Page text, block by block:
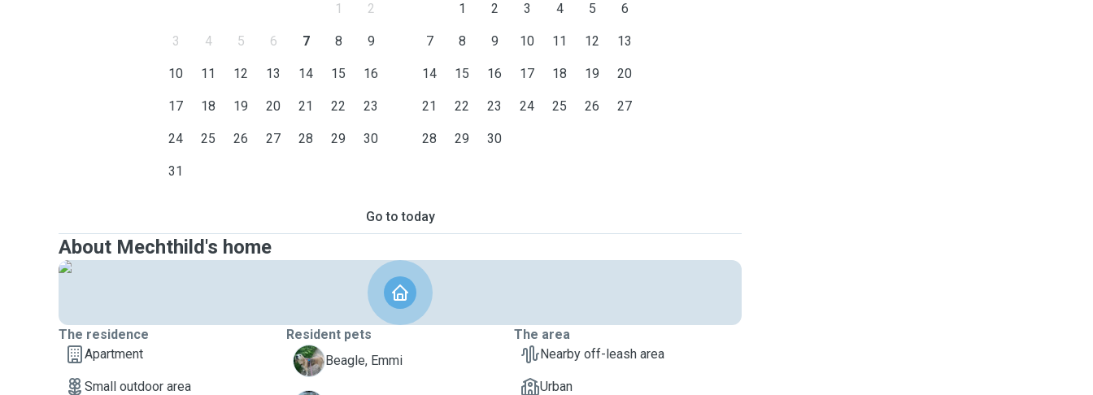
1 2
3 4 5 6 7 8 9
10 11 12 13 14 15 16
17 18 19 20 21 22 23
24 25 26 27 28 29 30
31
1 2 3 4 5 6
7 8 9 10 11 12 13
14 15 16 17 18 19 20
21 22 23 24 25 26 27
28 29 30
Go to today
About Mechthild's home
The residence
Apartment
Small outdoor area
Resident pets
E
Beagle, Emmi
The area
Nearby off-leash area
Urban